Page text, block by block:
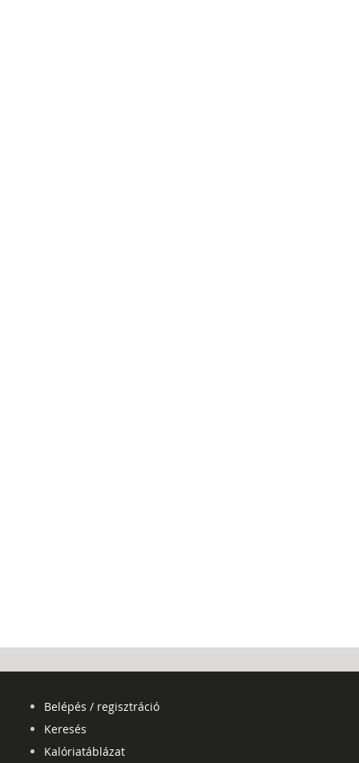
Belépés / regisztráció
Keresés
Kalóriatáblázat